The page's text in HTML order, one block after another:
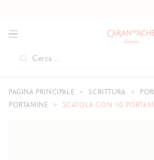
PAGINA PRINCIPALE SCRITTURA
PORTAMINE
SCATOLA CON 10